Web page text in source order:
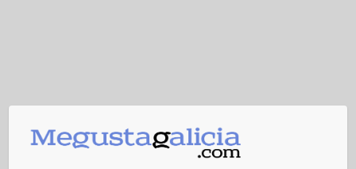
Saltar
contenido